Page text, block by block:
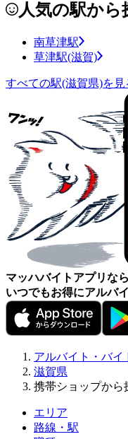
人気の駅から
南草津駅
草津駅(滋賀)
すべての駅(滋賀県)を見
マッハバイトアプリなら
いつでもお得にアルバ
アルバイト・バイ
滋賀県
携帯ショップから
エリア
路線・駅